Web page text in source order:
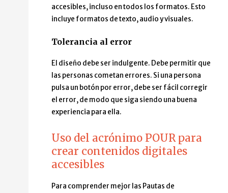
accesibles, incluso en todos los formatos. Esto
incluye formatos de texto, audio y visuales.
Tolerancia al error
El diseño debe ser indulgente. Debe permitir que
las personas cometan errores. Si una persona
pulsa un botón por error, debe ser fácil corregir
el error, de modo que siga siendo una buena
experiencia para ella.
Uso del acrónimo POUR para
crear contenidos digitales
accesibles
Para comprender mejor las Pautas de